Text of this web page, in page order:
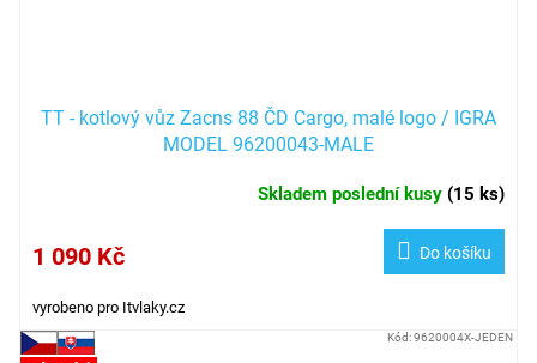
TT - kotlový vůz Zacns 88 ČD Cargo, malé logo / IGRA
MODEL 96200043-MALE
Skladem poslední kusy (15 ks)
1 090 Kč Do košíku
vyrobeno pro Itvlaky.cz
Kód:9620004X-JEDEN